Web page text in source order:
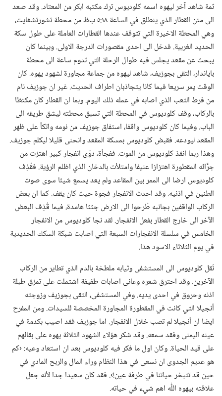
ثمة شاهد آخر ليهوه اسمه كلوديوس ترك مكتبه ابكر من المعتاد.‏ وقد صعد
الى متن القطار الذي ينطلق في الساعة ١٨:‏٥ ب‌ظ من محطة تشورتشغايت،‏
وهي المحطة الاخيرة التي تتوقف عندها القطارات العاملة على طول سكة
الحديد الغربية.‏ فدخل الى احدى مقصورات الدرجة الاولى.‏ وبينما كان
يبحث عن مقعد يجلس فيه طوال الرحلة التي تدوم ساعة الى محطة
باياندار،‏ التقى بجوزيف،‏ شاهد ليهوه من جماعة مجاورة لشهود يهوه.‏ كان
الوقت يمر سريعا فيما كانا يتجاذبان اطراف الحديث.‏ غير ان جوزيف نام
من فرط التعب الذي اصابه في عمله ذلك اليوم.‏ وبما ان القطار كان مكتظا
بالركاب،‏ وقف كلوديوس في المحطة التي تسبق محطته ليشق طريقه الى
الباب.‏ وفيما كان كلوديوس واقفا،‏ استفاق جوزيف من نومه واتكأ على ظهر
المقعد ليودعه.‏ فقبض كلوديوس بمسكة المقعد وانحنى قليلا ليكلم جوزيف.‏
وهذا ربما انقذ كلوديوس من الموت.‏ ففجأة،‏ دوّى انفجار كبير اهتزت من
جرَّائه المقطورة اهتزازا عنيفا وامتلأت بالدخان الذي اظلم الرؤية.‏ فقُذِف
كلوديوس ارضا الى الممر بين المقاعد ولم يعد يسمع شيئا سوى صوت
الطنين في اذنيه.‏ وقد احدث الانفجار فجوة حيث كان يقف.‏ كما ان بعض
الركاب الواقفين بجانبه طُرحوا الى الارض جثثا هامدة،‏ فيما قُذِف البعض
الآخر الى خارج القطار بفعل الانفجار.‏ لقد نجا كلوديوس من الانفجار
الخامس في سلسلة الانفجارات السبعة التي اصابت شبكة السكك الحديدية
في يوم الثلاثاء الاسود هذا.‏
نُقل كلوديوس الى المستشفى وثيابه ملطخة بالدم الذي تطاير من الركاب
الآخرين.‏ وقد احترق شعره وعانى اصابات طفيفة اشتملت على تمزق طبلة
اذنه وحروق في احدى يديه.‏ وفي المستشفى،‏ التقى بجوزيف وزوجته
أنجيلا التي كانت في المقطورة المجاورة المخصصة للسيدات.‏ ومن المفرح
ايضا ان أنجيلا لم تصب خلال الانفجار.‏ اما جوزيف فقد اصيب بكدمة في
عينه اليمنى وفقد سمعه.‏ وقد شكر هؤلاء الشهود الثلاثة يهوه على بقائهم
على قيد الحياة.‏ وكان اول ما فكر فيه كلوديوس بعد ان استعاد وعيه:‏ ‹كم
هو عديم الجدوى ان نسعى في هذا النظام وراء المال والربح المادي في
حين قد تتبخر حياتنا في طرفة عين!‏›.‏ فقد كان سعيدا جدا لأنه جعل
علاقته بيهوه اللّٰه اهم شيء في حياته.‏